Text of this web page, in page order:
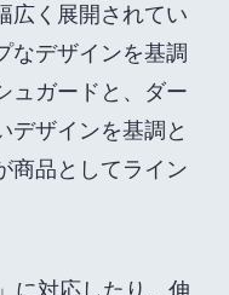
広く展開されてい
なデザインを基調
ュガードと、ダー
デザインを基調と
商品としてライン
に対応したり、伸